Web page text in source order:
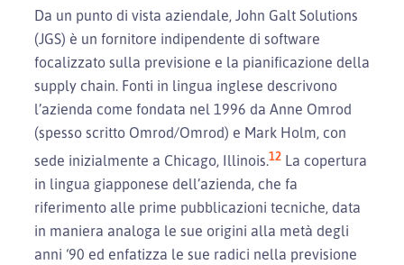
Da un punto di vista aziendale, John Galt Solutions
(JGS) è un fornitore indipendente di software
focalizzato sulla previsione e la pianificazione della
supply chain. Fonti in lingua inglese descrivono
l’azienda come fondata nel 1996 da Anne Omrod
(spesso scritto Omrod/Omrod) e Mark Holm, con
sede inizialmente a Chicago, Illinois.12 La copertura
in lingua giapponese dell’azienda, che fa
riferimento alle prime pubblicazioni tecniche, data
in maniera analoga le sue origini alla metà degli
anni ‘90 ed enfatizza le sue radici nella previsione